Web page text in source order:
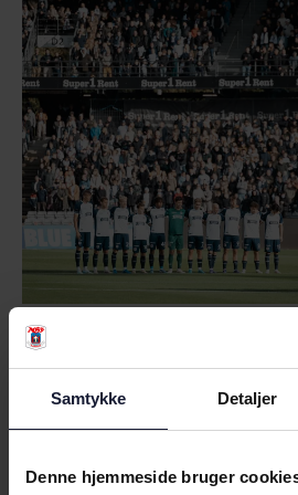
Samtykke Detaljer
Denne hjemmeside bruger
RELATEREDE